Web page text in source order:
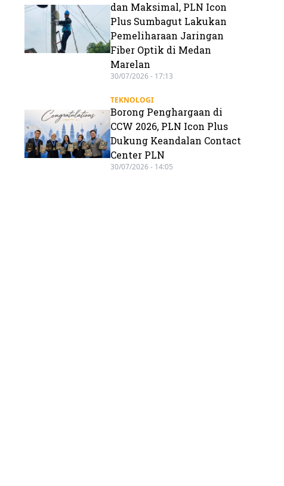
dan Maksimal, PLN Icon
Plus Sumbagut Lakukan
Pemeliharaan Jaringan
Fiber Optik di Medan
Marelan
30/07/2026 - 17:13
TEKNOLOGI
Borong Penghargaan di
CCW 2026, PLN Icon Plus
Dukung Keandalan Contact
Center PLN
30/07/2026 - 14:05